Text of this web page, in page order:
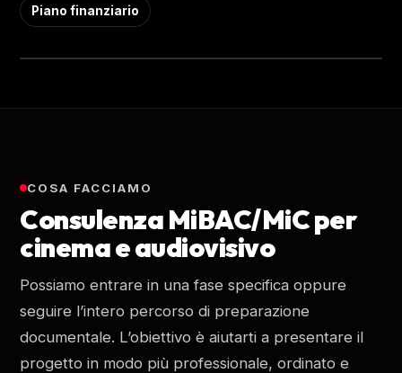
Piano finanziario
Una consulenza concreta per preparare
materiali completi, leggibili e coerenti.
COSA FACCIAMO
Consulenza MiBAC/MiC per
cinema e audiovisivo
Possiamo entrare in una fase specifica oppure
seguire l’intero percorso di preparazione
documentale. L’obiettivo è aiutarti a presentare il
progetto in modo più professionale, ordinato e